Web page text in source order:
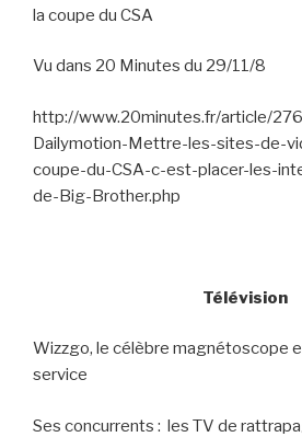
la coupe du CSA
Vu dans 20 Minutes du 29/11/8
http://www.20minutes.fr/article/
Dailymotion-Mettre-les-sites-de-
coupe-du-CSA-c-est-placer-les-
de-Big-Brother.php
Télévision
Wizzgo, le célèbre magnétoscope
service
Ses concurrents : les TV de